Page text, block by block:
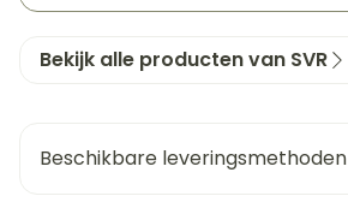
Bekijk alle producten van SVR
Beschikbare leveringsmethoden